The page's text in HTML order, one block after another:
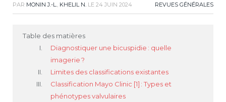
PAR MONIN J.-L., KHELIL N. LE 24 JUIN 2024 REVUES GÉNÉRALES
Table des matières
Diagnostiquer une bicuspidie : quelle
imagerie ?
Limites des classifications existantes
Classification Mayo Clinic [1] : Types et
phénotypes valvulaires